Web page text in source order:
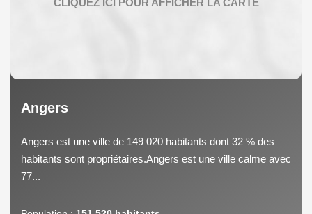
Angers
Angers est une ville de 149 020 habitants dont 32 % des
habitants sont propriétaires.Angers est une ville calme avec
77...